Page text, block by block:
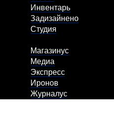
Инвентарь
Задизайнено
Студия
Магазинус
Медиа
Экспресс
Иронов
Журналус